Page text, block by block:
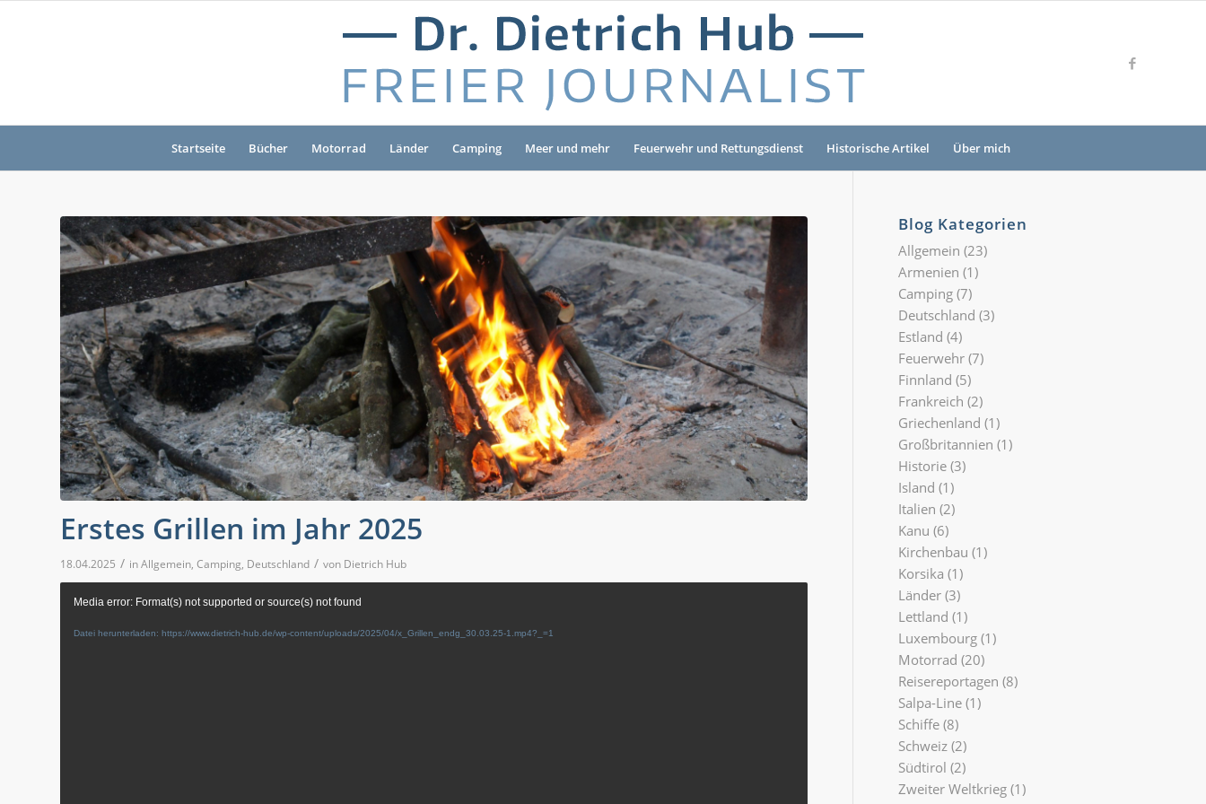
Startseite Bücher Motorrad Länder Camping Meer und mehr Feuerwehr und Rettungsdienst Historische Artikel Über mich
Erstes Grillen im Jahr 2025
18.04.2025 / inAllgemein, Camping, Deutschland / von Dietrich Hub
Media error: Format(s) not supported or source(s) not found
Datei herunterladen: https://www.dietrich-hub.de/wp-content/uploads/2025/04/x_Grillen_endg_30.03.25-1.mp4?_=1
Blog Kategorien
Allgemein (23)
Armenien (1)
Camping (7)
Deutschland (3)
Estland (4)
Feuerwehr (7)
Finnland (5)
Frankreich (2)
Griechenland (1)
Großbritannien (1)
Historie (3)
Island (1)
Italien (2)
Kanu (6)
Kirchenbau (1)
Korsika (1)
Länder (3)
Lettland (1)
Luxembourg (1)
Motorrad (20)
Reisereportagen (8)
Salpa-Line (1)
Schiffe (8)
Schweiz (2)
Südtirol (2)
Zweiter Weltkrieg (1)